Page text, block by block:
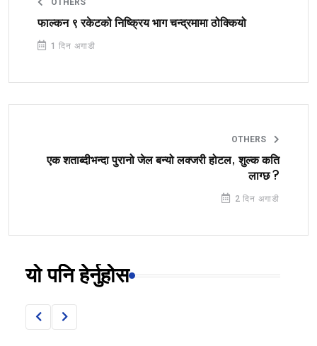
OTHERS
फाल्कन ९ रकेटको निष्क्रिय भाग चन्द्रमामा ठोक्कियो
1 दिन अगाडी
OTHERS
एक शताब्दीभन्दा पुरानो जेल बन्यो लक्जरी होटल, शुल्क कति
लाग्छ ?
2 दिन अगाडी
यो पनि हेर्नुहोस